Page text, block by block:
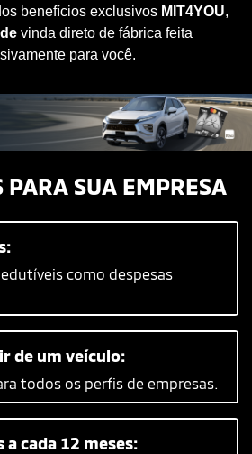
benefícios exclusivos MIT4YOU,
vinda direto de fábrica feita
para você.
PARA SUA EMPRESA
como despesas
de um veículo:
todos os perfis de empresas.
cada 12 meses: